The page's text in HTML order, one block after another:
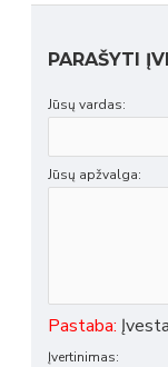
PARAŠYTI
Jūsų vardas:
Jūsų apžvalga:
Pastaba:
Įvertinimas: